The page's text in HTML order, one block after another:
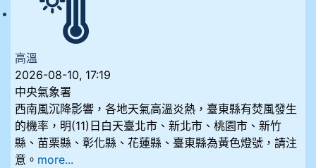
高溫
2026-08-10, 17:19
中央氣象署
西南風沉降影響，各地天氣高溫炎熱，臺東縣有焚風發生
的機率，明(11)日白天臺北市、新北市、桃園市、新竹
縣、苗栗縣、彰化縣、花蓮縣、臺東縣為黃色燈號，請注
意。 more...